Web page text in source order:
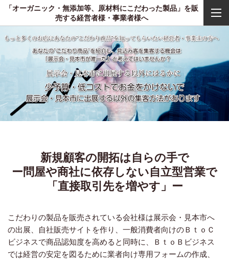
「オーガニック・無添加等、原材料にこだわった製品」を販
売する経営者様・事業者様へ
新規顧客の開拓は自らの手で
ー問屋や商社に依存しない自立型営業で
「直接取引先を増やす」ー
こだわりの製品を販売されている会社様は展示会・見本市へ
の出展、自社販売サイトを作り、一般消費者向けのＢｔｏＣ
ビジネスで商品認知度を高めると同時に、ＢｔｏＢビジネス
では経営の安定を図るために業者向け専用フォームの作成、